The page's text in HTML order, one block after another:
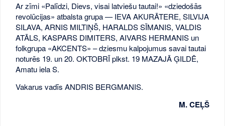
Ar zīmi «Palīdzi, Dievs, visai latviešu tautai!» «dziedošās
revolūcijas» atbalsta grupa — IEVA AKURĀTERE, SILVIJA
SILAVA, ARNIS MILTIŅŠ, HARALDS SĪMANIS, VALDIS
ATĀLS, KASPARS DIMITERS, AIVARS HERMANIS un
folkgrupa «AKCENTS» – dziesmu kalpojumus savai tautai
noturēs 19. un 20. OKTOBRĪ plkst. 19 MAZAJĀ ĢILDĒ,
Amatu iela S.
Vakarus vadīs ANDRIS BERGMANIS.
M. CEĻŠ